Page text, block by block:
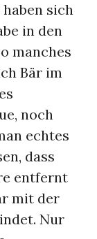
sich
in den
manches
Bär im
noch
echtes
dass
entfernt
mit der
Nur